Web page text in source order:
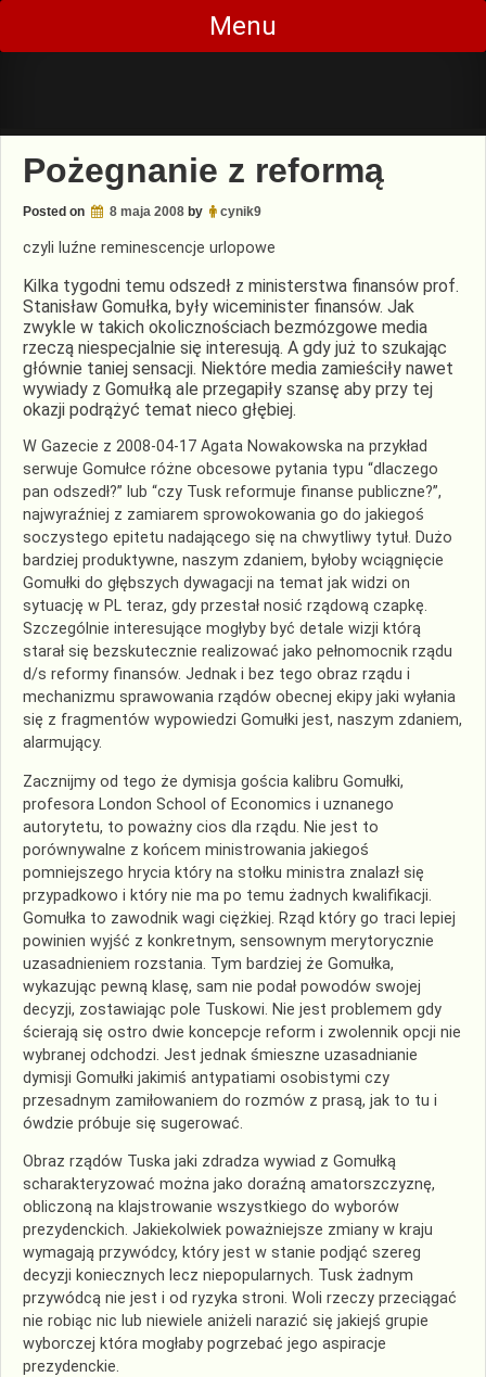
Skip
content
Menu
Pożegnanie z reformą
Posted on 8 maja 2008 by cynik9
czyli luźne reminescencje urlopowe
Kilka tygodni temu odszedł z ministerstwa finansów prof.
Stanisław Gomułka, były wiceminister finansów. Jak
zwykle w takich okolicznościach bezmózgowe media
rzeczą niespecjalnie się interesują. A gdy już to szukając
głównie taniej sensacji. Niektóre media zamieściły nawet
wywiady z Gomułką ale przegapiły szansę aby przy tej
okazji podrążyć temat nieco głębiej.
W Gazecie z 2008-04-17 Agata Nowakowska na przykład
serwuje Gomułce różne obcesowe pytania typu “dlaczego
pan odszedł?” lub “czy Tusk reformuje finanse publiczne?”,
najwyraźniej z zamiarem sprowokowania go do jakiegoś
soczystego epitetu nadającego się na chwytliwy tytuł. Dużo
bardziej produktywne, naszym zdaniem, byłoby wciągnięcie
Gomułki do głębszych dywagacji na temat jak widzi on
sytuację w PL teraz, gdy przestał nosić rządową czapkę.
Szczególnie interesujące mogłyby być detale wizji którą
starał się bezskutecznie realizować jako pełnomocnik rządu
d/s reformy finansów. Jednak i bez tego obraz rządu i
mechanizmu sprawowania rządów obecnej ekipy jaki wyłania
się z fragmentów wypowiedzi Gomułki jest, naszym zdaniem,
alarmujący.
Zacznijmy od tego że dymisja gościa kalibru Gomułki,
profesora London School of Economics i uznanego
autorytetu, to poważny cios dla rządu. Nie jest to
porównywalne z końcem ministrowania jakiegoś
pomniejszego hrycia który na stołku ministra znalazł się
przypadkowo i który nie ma po temu żadnych kwalifikacji.
Gomułka to zawodnik wagi ciężkiej. Rząd który go traci lepiej
powinien wyjść z konkretnym, sensownym merytorycznie
uzasadnieniem rozstania. Tym bardziej że Gomułka,
wykazując pewną klasę, sam nie podał powodów swojej
decyzji, zostawiając pole Tuskowi. Nie jest problemem gdy
ścierają się ostro dwie koncepcje reform i zwolennik opcji nie
wybranej odchodzi. Jest jednak śmieszne uzasadnianie
dymisji Gomułki jakimiś antypatiami osobistymi czy
przesadnym zamiłowaniem do rozmów z prasą, jak to tu i
ówdzie próbuje się sugerować.
Obraz rządów Tuska jaki zdradza wywiad z Gomułką
scharakteryzować można jako doraźną amatorszczyznę,
obliczoną na klajstrowanie wszystkiego do wyborów
prezydenckich. Jakiekolwiek poważniejsze zmiany w kraju
wymagają przywódcy, który jest w stanie podjąć szereg
decyzji koniecznych lecz niepopularnych. Tusk żadnym
przywódcą nie jest i od ryzyka stroni. Woli rzeczy przeciągać
nie robiąc nic lub niewiele aniżeli narazić się jakiejś grupie
wyborczej która mogłaby pogrzebać jego aspiracje
prezydenckie.